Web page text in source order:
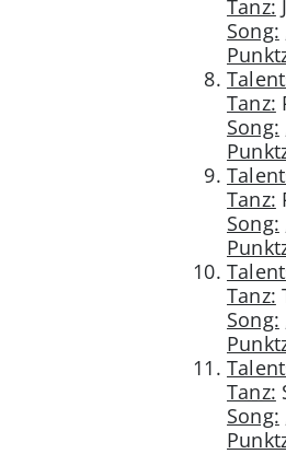
Tanz:
Song:
Tanz:
Song:
Tanz:
Song:
Tanz:
Song:
Tanz:
Song: